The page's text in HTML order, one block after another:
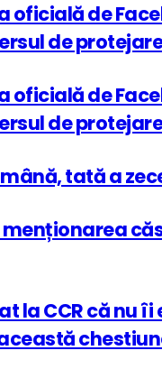
oficială de
de
oficială de
de
tată a
menționarea
la CCR că nu